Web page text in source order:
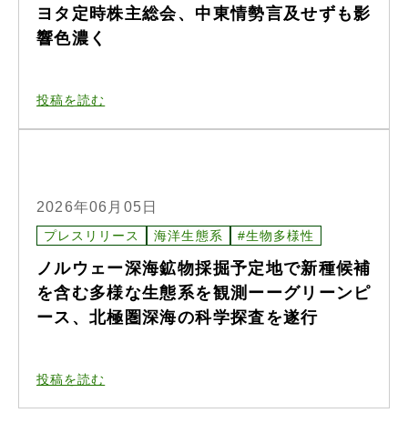
ヨタ定時株主総会、中東情勢言及せずも影
響色濃く
投稿を読む
2026年06月05日
プレスリリース 海洋生態系 #生物多様性
ノルウェー深海鉱物採掘予定地で新種候補
を含む多様な生態系を観測ーーグリーンピ
ース、北極圏深海の科学探査を遂行
投稿を読む